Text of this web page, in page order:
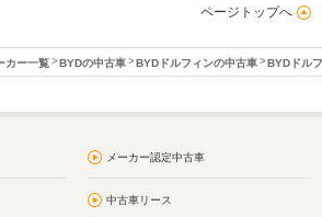
ページトップへ
カー一覧 BYDの中古車 BYDドルフィンの中古車 BYDドル
メーカー認定中古車
中古車リース